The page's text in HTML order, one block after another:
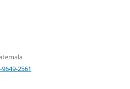
2561